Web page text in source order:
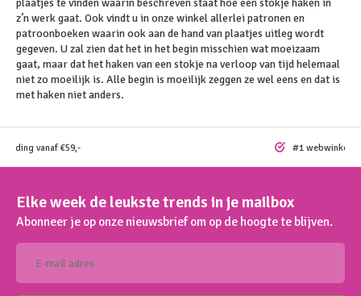
plaatjes te vinden waarin beschreven staat hoe een stokje haken in
z’n werk gaat. Ook vindt u in onze winkel allerlei patronen en
patroonboeken waarin ook aan de hand van plaatjes uitleg wordt
gegeven. U zal zien dat het in het begin misschien wat moeizaam
gaat, maar dat het haken van een stokje na verloop van tijd helemaal
niet zo moeilijk is. Alle begin is moeilijk zeggen ze wel eens en dat is
met haken niet anders.
vanaf €59,- #1 webwinkel
Elke week de leukste trends in je mailbox
Abonneer je op onze nieuwsbrief om op de hoogte te blijven.